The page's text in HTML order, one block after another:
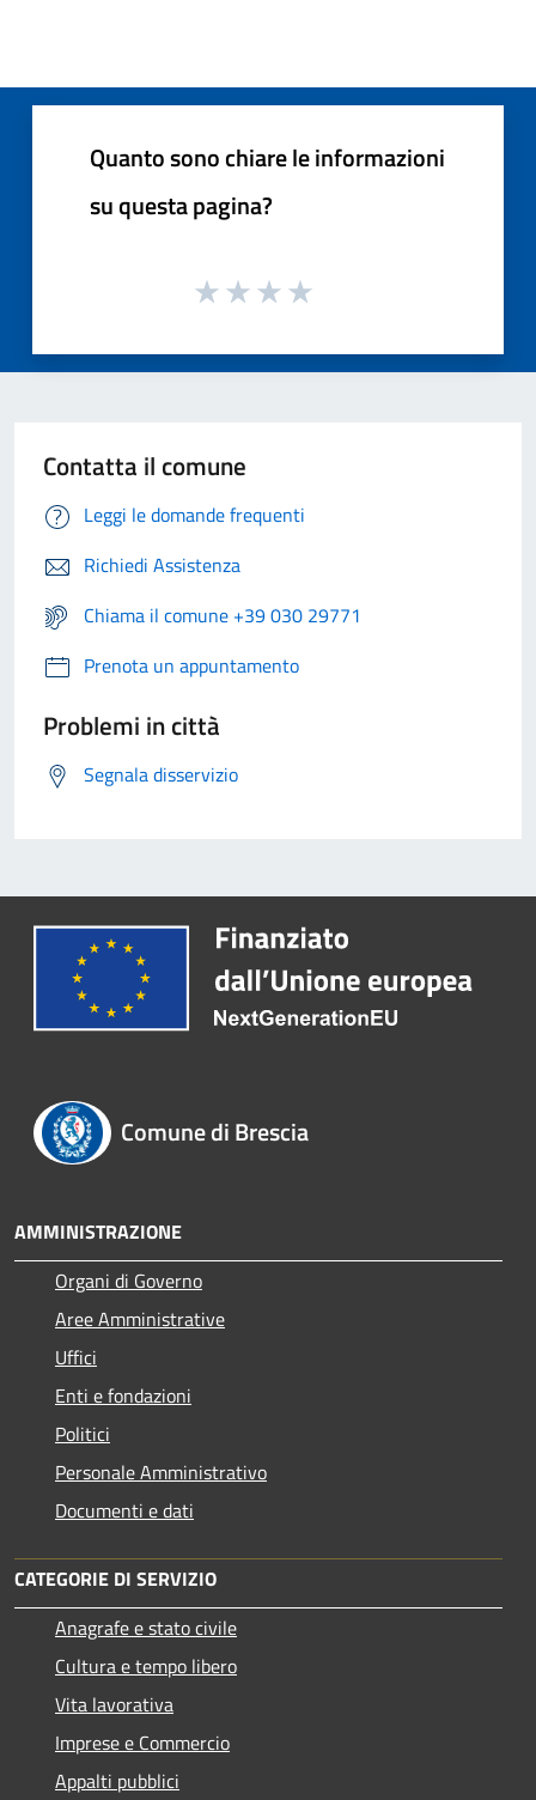
Quanto sono chiare le informazioni
su questa pagina?
Contatta il comune
Leggi le domande frequenti
Richiedi Assistenza
Chiama il comune +39 030 29771
Prenota un appuntamento
Problemi in città
Segnala disservizio
Comune di Brescia
AMMINISTRAZIONE
Organi di Governo
Aree Amministrative
Uffici
Enti e fondazioni
Politici
Personale Amministrativo
Documenti e dati
CATEGORIE DI SERVIZIO
Anagrafe e stato civile
Cultura e tempo libero
Vita lavorativa
Imprese e Commercio
Appalti pubblici